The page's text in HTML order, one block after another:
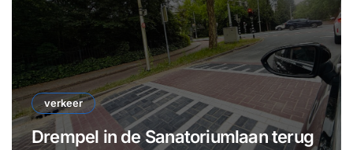
verkeer
Drempel in de Sanatoriumlaan terug